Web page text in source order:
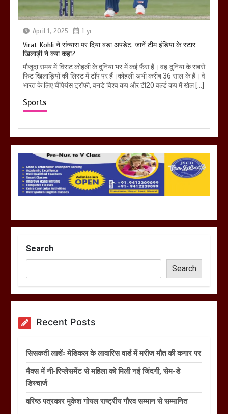
April 1, 2025 1 yr
Virat Kohli ने संन्यास पर दिया बड़ा अपडेट, जानें टीम इंडिया के स्टार
खिलाड़ी ने क्या कहा?
मौजूदा समय में विराट कोहली के दुनिया भर में कई फैंस हैं। वह दुनिया के सबसे
फिट खिलाड़ियों की लिस्ट में टॉप पर हैं।कोहली अभी करीब 36 साल के हैं। वे
भारत के लिए चैंपियंस ट्रॉफी, वनडे विश्व कप और टी20 वर्ल्ड कप में खेल […]
Sports
Search
Search
Recent Posts
सिसकती लाशेंः मेडिकल के लावारिस वार्ड में मरीज मौत की कगार पर
मैक्स में नी-रिप्लेसमेंट से महिला को मिली नई जिंदगी, सेम-डे
डिस्चार्ज
वरिष्ठ पत्रकार मुकेश गोयल राष्ट्रीय गौरव सम्मान से सम्मानित